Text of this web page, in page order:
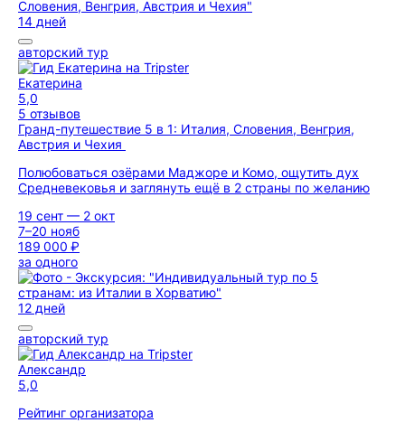
14 дней
авторский тур
Екатерина
5,0
5 отзывов
Гранд-путешествие 5 в 1: Италия, Словения, Венгрия,
Австрия и Чехия
Полюбоваться озёрами Маджоре и Комо, ощутить дух
Средневековья и заглянуть ещё в 2 страны по желанию
19 сент — 2 окт
7–20 нояб
189 000 ₽
за одного
12 дней
авторский тур
Александр
5,0
Рейтинг организатора